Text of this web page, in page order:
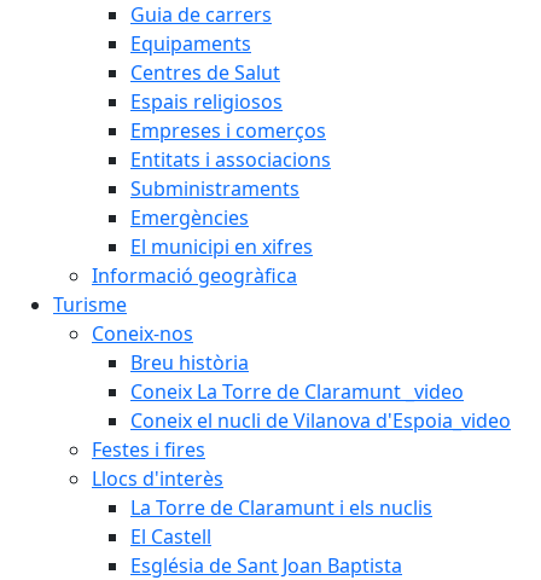
Guia de carrers
Equipaments
Centres de Salut
Espais religiosos
Empreses i comerços
Entitats i associacions
Subministraments
Emergències
El municipi en xifres
Informació geogràfica
Turisme
Coneix-nos
Breu història
Coneix La Torre de Claramunt _video
Coneix el nucli de Vilanova d'Espoia_video
Festes i fires
Llocs d'interès
La Torre de Claramunt i els nuclis
El Castell
Església de Sant Joan Baptista